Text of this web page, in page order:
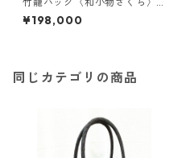
KB-6
¥198,000
同じカテゴリの商品